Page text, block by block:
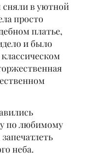
в уютной
просто
платье,
и было
по любимому
неба.